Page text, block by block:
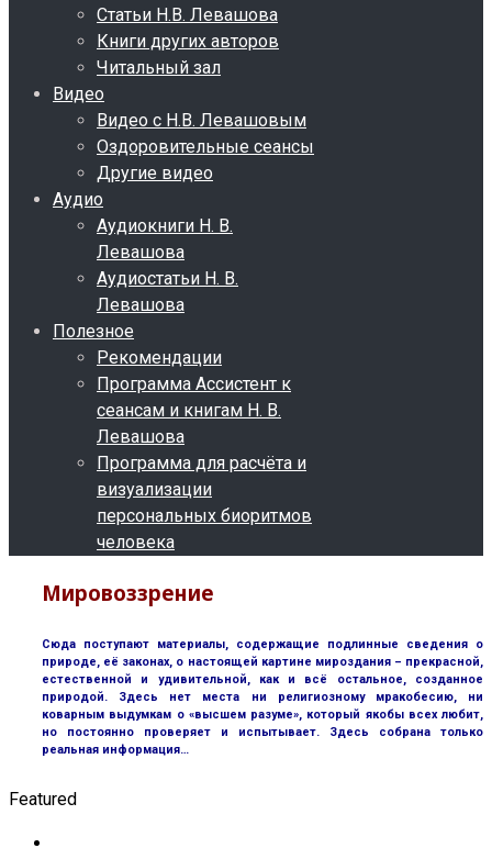
Статьи Н.В. Левашова
Книги других авторов
Читальный зал
Видео
Видео с Н.В. Левашовым
Оздоровительные сеансы
Другие видео
Аудио
Аудиокниги Н. В.
Левашова
Аудиостатьи Н. В.
Левашова
Полезное
Рекомендации
Программа Ассистент к
сеансам и книгам Н. В.
Левашова
Программа для расчёта и
визуализации
персональных биоритмов
человека
Мировоззрение
Сюда поступают материалы, содержащие подлинные сведения о
природе, её законах, о настоящей картине мироздания – прекрасной,
естественной и удивительной, как и всё остальное, созданное
природой. Здесь нет места ни религиозному мракобесию, ни
коварным выдумкам о «высшем разуме», который якобы всех любит,
но постоянно проверяет и испытывает. Здесь собрана только
реальная информация…
Featured